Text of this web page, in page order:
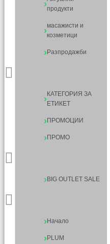
продукти
масажисти и
козметици
Разпродажби
КАТЕГОРИЯ ЗА
ЕТИКЕТ
ПРОМОЦИИ
ПРОМО
BIG OUTLET SALE
Начало
PLUM